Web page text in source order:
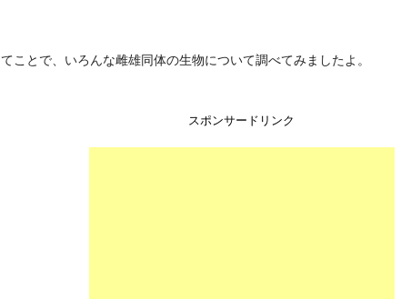
てことで、いろんな雌雄同体の生物について調べてみましたよ。
スポンサードリンク